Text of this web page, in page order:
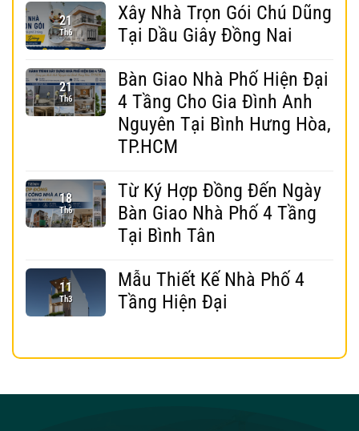
21
Th6
Xây Nhà Trọn Gói Chú Dũng
Tại Dầu Giây Đồng Nai
21
Th6
Bàn Giao Nhà Phố Hiện Đại
4 Tầng Cho Gia Đình Anh
Nguyên Tại Bình Hưng Hòa,
TP.HCM
18
Th6
Từ Ký Hợp Đồng Đến Ngày
Bàn Giao Nhà Phố 4 Tầng
Tại Bình Tân
11
Th3
Mẫu Thiết Kế Nhà Phố 4
Tầng Hiện Đại